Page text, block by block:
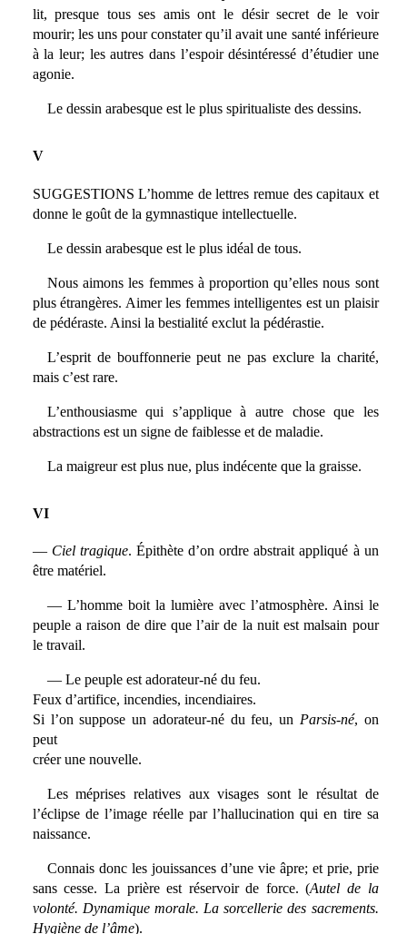
lit, presque tous ses amis ont le désir secret de le voir
mourir; les uns pour constater qu’il avait une santé inférieure
à la leur; les autres dans l’espoir désintéressé d’étudier une
agonie.
Le dessin arabesque est le plus spiritualiste des dessins.
V
SUGGESTIONS L’homme de lettres remue des capitaux et
donne le goût de la gymnastique intellectuelle.
Le dessin arabesque est le plus idéal de tous.
Nous aimons les femmes à proportion qu’elles nous sont
plus étrangères. Aimer les femmes intelligentes est un plaisir
de pédéraste. Ainsi la bestialité exclut la pédérastie.
L’esprit de bouffonnerie peut ne pas exclure la charité,
mais c’est rare.
L’enthousiasme qui s’applique à autre chose que les
abstractions est un signe de faiblesse et de maladie.
La maigreur est plus nue, plus indécente que la graisse.
VI
—Ciel tragique. Épithète d’on ordre abstrait appliqué à un
être matériel.
— L’homme boit la lumière avec l’atmosphère. Ainsi le
peuple a raison de dire que l’air de la nuit est malsain pour
le travail.
— Le peuple est adorateur-né du feu.
Feux d’artifice, incendies, incendiaires.
Si l’on suppose un adorateur-né du feu, un Parsis-né, on
peut
créer une nouvelle.
Les méprises relatives aux visages sont le résultat de
l’éclipse de l’image réelle par l’hallucination qui en tire sa
naissance.
Connais donc les jouissances d’une vie âpre; et prie, prie
sans cesse. La prière est réservoir de force. (Autel de la
volonté. Dynamique morale. La sorcellerie des sacrements.
Hygiène de l’âme).